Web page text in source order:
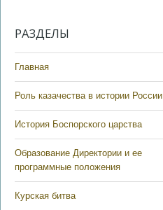
РАЗДЕЛЫ
Главная
Роль казачества в истории России
История Боспорского царства
Образование Директории и ее
программные положения
Курская битва